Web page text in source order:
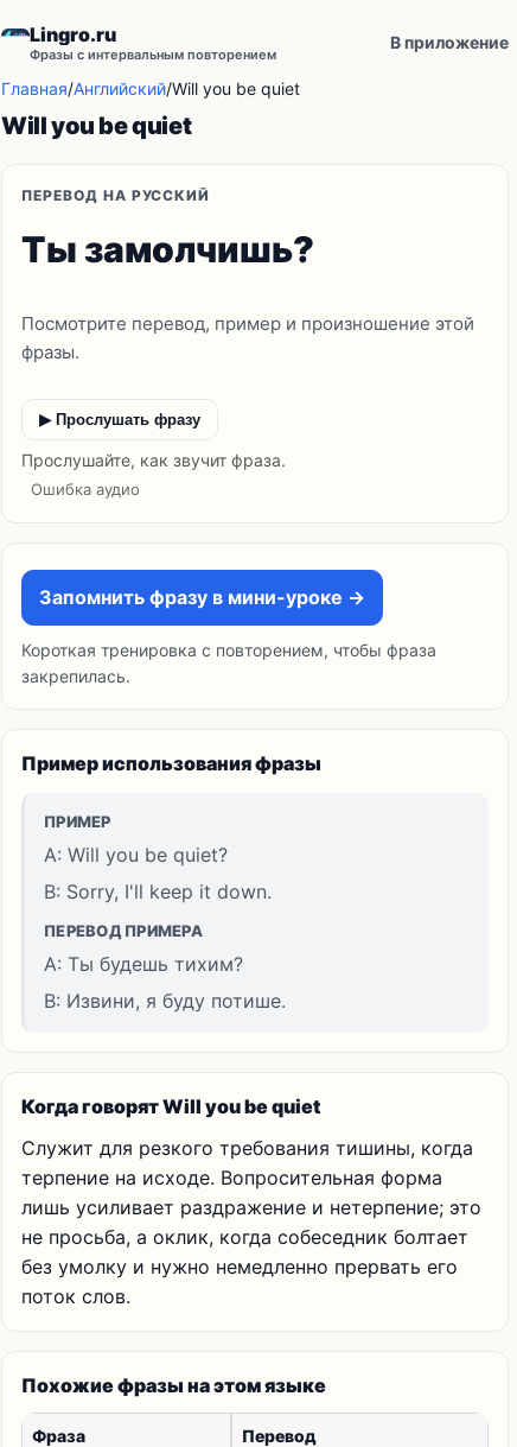
Lingro.ru
Фразы с интервальным повторением
В приложение
Главная/Английский/Will you be quiet
Will you be quiet
ПЕРЕВОД НА РУССКИЙ
Ты замолчишь?
Посмотрите перевод, пример и произношение этой
фразы.
▶ Прослушать фразу
Прослушайте, как звучит фраза.
Ошибка аудио
Запомнить фразу в мини-уроке →
Короткая тренировка с повторением, чтобы фраза
закрепилась.
Пример использования фразы
ПРИМЕР
A: Will you be quiet?
B: Sorry, I'll keep it down.
ПЕРЕВОД ПРИМЕРА
A: Ты будешь тихим?
B: Извини, я буду потише.
Когда говорят Will you be quiet
Служит для резкого требования тишины, когда
терпение на исходе. Вопросительная форма
лишь усиливает раздражение и нетерпение; это
не просьба, а оклик, когда собеседник болтает
без умолку и нужно немедленно прервать его
поток слов.
Похожие фразы на этом языке
Фраза Перевод